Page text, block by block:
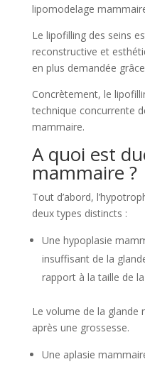
lipomodelage
Le lipofilling des seins
reconstructive et
en plus demandée
Concrètement, le
technique concurrente
mammaire.
A quoi est
mammaire ?
Tout d’abord,
deux types distincts :
Une hypoplasie
insuffisant de la
rapport à la taille de
Le volume de la glande
après une grossesse.
Une aplasie